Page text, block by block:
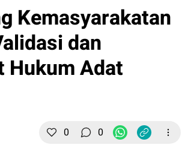
Kemasyarakatan
dan
Hukum Adat
0 0